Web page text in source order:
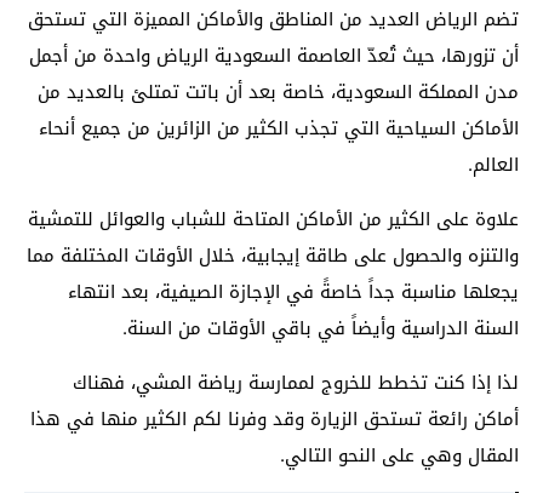
تضم الرياض العديد من المناطق والأماكن المميزة التي تستحق
أن تزورها، حيث تُعدّ العاصمة السعودية الرياض واحدة من أجمل
مدن المملكة السعودية، خاصة بعد أن باتت تمتلئ بالعديد من
الأماكن السياحية التي تجذب الكثير من الزائرين من جميع أنحاء
العالم.
علاوة على الكثير من الأماكن المتاحة للشباب والعوائل للتمشية
والتنزه والحصول على طاقة إيجابية، خلال الأوقات المختلفة مما
يجعلها مناسبة جداً خاصةً في الإجازة الصيفية، بعد انتهاء
السنة الدراسية وأيضاً في باقي الأوقات من السنة.
لذا إذا كنت تخطط للخروج لممارسة رياضة المشي، فهناك
أماكن رائعة تستحق الزيارة وقد وفرنا لكم الكثير منها في هذا
المقال وهي على النحو التالي.